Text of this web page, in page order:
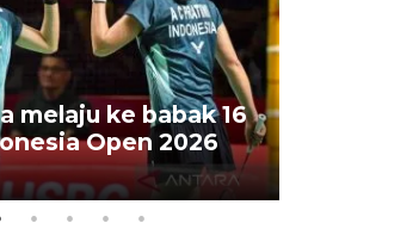
melaju ke babak 16
Open 2026